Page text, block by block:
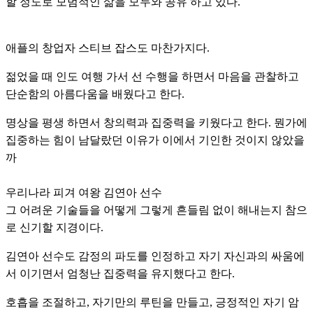
애플의 창업자 스티브 잡스도 마찬가지다.
젊었을 때 인도 여행 가서 선 수행을 하면서 마음을 관찰하고
단순함의 아름다움을 배웠다고 한다.
명상을 평생 하면서 창의력과 집중력을 키웠다고 한다. 뭔가에
집중하는 힘이 남달랐던 이유가 이에서 기인한 것이지 않았을
까
우리나라 피겨 여왕 김연아 선수
그 어려운 기술들을 어떻게 그렇게 흔들림 없이 해내는지 참으
로 신기할 지경이다.
김연아 선수도 감정의 파도를 인정하고 자기 자신과의 싸움에
서 이기면서 엄청난 집중력을 유지했다고 한다.
호흡을 조절하고, 자기만의 루틴을 만들고, 긍정적인 자기 암